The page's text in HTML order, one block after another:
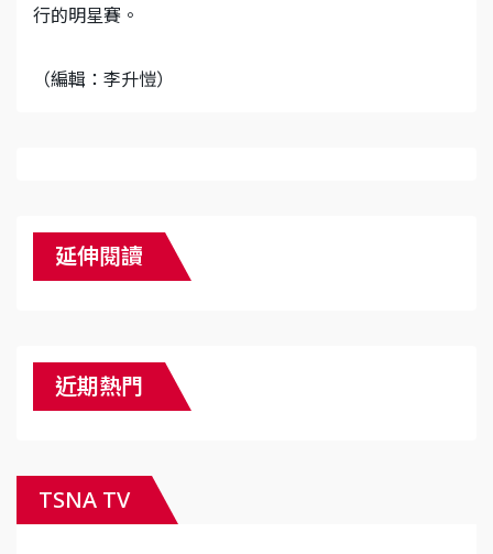
行的明星賽。
（編輯：李升愷）
延伸閱讀
近期熱門
TSNA TV